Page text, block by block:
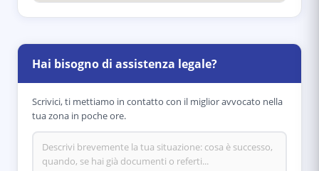
Hai bisogno di assistenza legale?
Scrivici, ti mettiamo in contatto con il miglior avvocato nella
tua zona in poche ore.